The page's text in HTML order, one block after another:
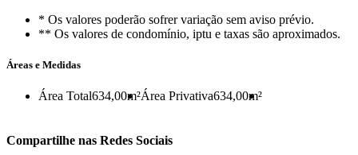
* Os valores poderão sofrer variação sem aviso prévio.
** Os valores de condomínio, iptu e taxas são aproximados.
Áreas e Medidas
Área Total634,00m²Área Privativa634,00m²
Compartilhe nas Redes Sociais